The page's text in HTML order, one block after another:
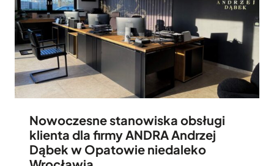
Nowoczesne stanowiska obsługi
klienta dla firmy ANDRA Andrzej
Dąbek w Opatowie niedaleko